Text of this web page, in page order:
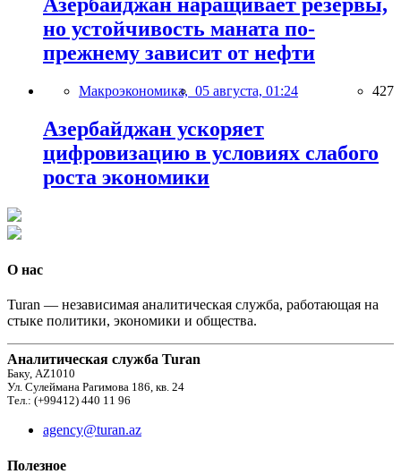
но устойчивость маната по-
прежнему зависит от нефти
Макроэкономика, 05 августа, 01:24 427
Азербайджан ускоряет
цифровизацию в условиях слабого
роста экономики
О нас
Turan — независимая аналитическая служба, работающая на
стыке политики, экономики и общества.
Аналитическая служба Turan
Баку, AZ1010
Ул. Сулеймана Рагимова 186, кв. 24
Тел.: (+99412) 440 11 96
agency@turan.az
Полезное